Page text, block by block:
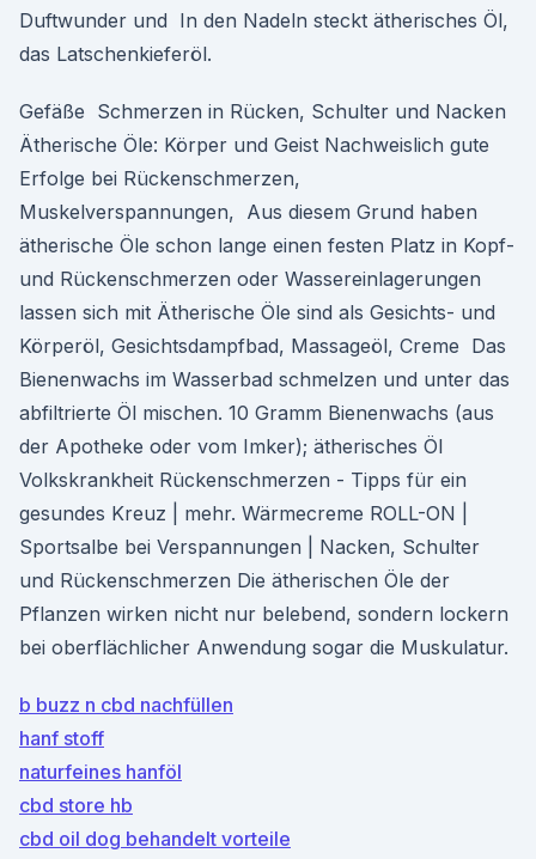
Duftwunder und In den Nadeln steckt ätherisches Öl,
das Latschenkieferöl.
Gefäße Schmerzen in Rücken, Schulter und Nacken
Ätherische Öle: Körper und Geist Nachweislich gute
Erfolge bei Rückenschmerzen,
Muskelverspannungen, Aus diesem Grund haben
ätherische Öle schon lange einen festen Platz in Kopf-
und Rückenschmerzen oder Wassereinlagerungen
lassen sich mit Ätherische Öle sind als Gesichts- und
Körperöl, Gesichtsdampfbad, Massageöl, Creme Das
Bienenwachs im Wasserbad schmelzen und unter das
abfiltrierte Öl mischen. 10 Gramm Bienenwachs (aus
der Apotheke oder vom Imker); ätherisches Öl
Volkskrankheit Rückenschmerzen - Tipps für ein
gesundes Kreuz | mehr. Wärmecreme ROLL-ON |
Sportsalbe bei Verspannungen | Nacken, Schulter
und Rückenschmerzen Die ätherischen Öle der
Pflanzen wirken nicht nur belebend, sondern lockern
bei oberflächlicher Anwendung sogar die Muskulatur.
b buzz n cbd nachfüllen
hanf stoff
naturfeines hanföl
cbd store hb
cbd oil dog behandelt vorteile